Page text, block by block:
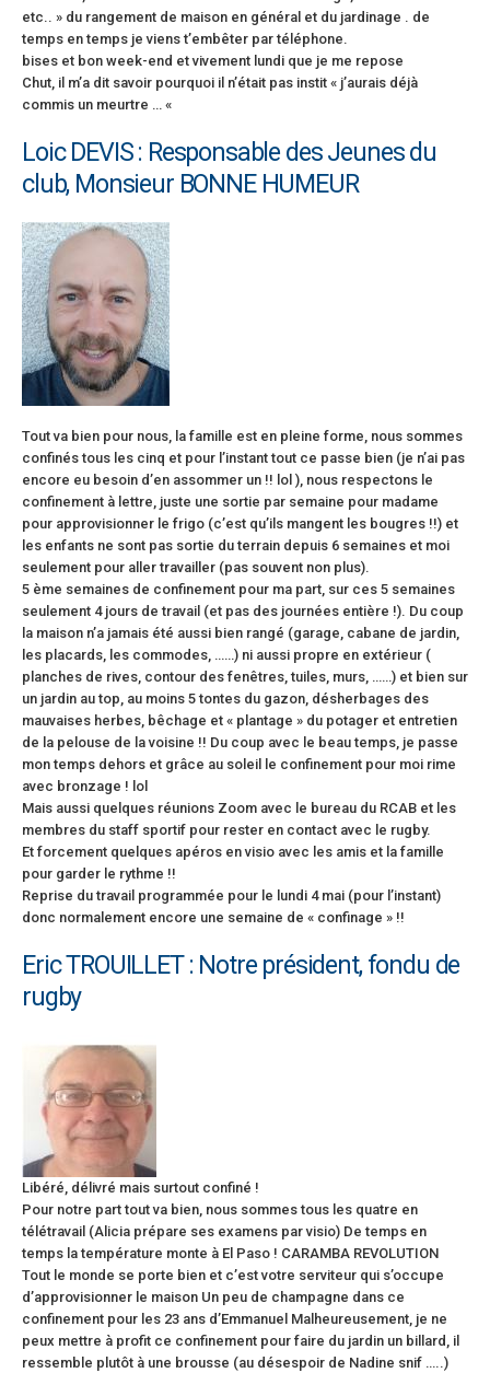
etc.. » du rangement de maison en général et du jardinage . de
temps en temps je viens t’embêter par téléphone.
bises et bon week-end et vivement lundi que je me repose
Chut, il m’a dit savoir pourquoi il n’était pas instit « j’aurais déjà
commis un meurtre … «
Loic DEVIS : Responsable des Jeunes du
club, Monsieur BONNE HUMEUR
Tout va bien pour nous, la famille est en pleine forme, nous sommes
confinés tous les cinq et pour l’instant tout ce passe bien (je n’ai pas
encore eu besoin d’en assommer un !! lol ), nous respectons le
confinement à lettre, juste une sortie par semaine pour madame
pour approvisionner le frigo (c’est qu’ils mangent les bougres !!) et
les enfants ne sont pas sortie du terrain depuis 6 semaines et moi
seulement pour aller travailler (pas souvent non plus).
5 ème semaines de confinement pour ma part, sur ces 5 semaines
seulement 4 jours de travail (et pas des journées entière !). Du coup
la maison n’a jamais été aussi bien rangé (garage, cabane de jardin,
les placards, les commodes, ……) ni aussi propre en extérieur (
planches de rives, contour des fenêtres, tuiles, murs, ……) et bien sur
un jardin au top, au moins 5 tontes du gazon, désherbages des
mauvaises herbes, bêchage et « plantage » du potager et entretien
de la pelouse de la voisine !! Du coup avec le beau temps, je passe
mon temps dehors et grâce au soleil le confinement pour moi rime
avec bronzage ! lol
Mais aussi quelques réunions Zoom avec le bureau du RCAB et les
membres du staff sportif pour rester en contact avec le rugby.
Et forcement quelques apéros en visio avec les amis et la famille
pour garder le rythme !!
Reprise du travail programmée pour le lundi 4 mai (pour l’instant)
donc normalement encore une semaine de « confinage » !!
Eric TROUILLET : Notre président, fondu de
rugby
Libéré, délivré mais surtout confiné !
Pour notre part tout va bien, nous sommes tous les quatre en
télétravail (Alicia prépare ses examens par visio) De temps en
temps la température monte à El Paso ! CARAMBA REVOLUTION
Tout le monde se porte bien et c’est votre serviteur qui s’occupe
d’approvisionner le maison Un peu de champagne dans ce
confinement pour les 23 ans d’Emmanuel Malheureusement, je ne
peux mettre à profit ce confinement pour faire du jardin un billard, il
ressemble plutôt à une brousse (au désespoir de Nadine snif …..)